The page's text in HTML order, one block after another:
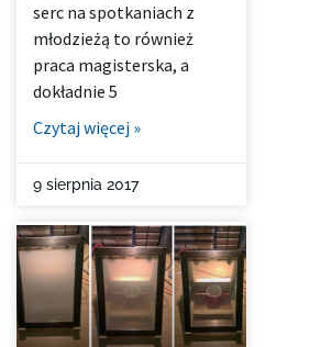
serc na spotkaniach z
młodzieżą to również
praca magisterska, a
dokładnie 5
Czytaj więcej »
9 sierpnia 2017